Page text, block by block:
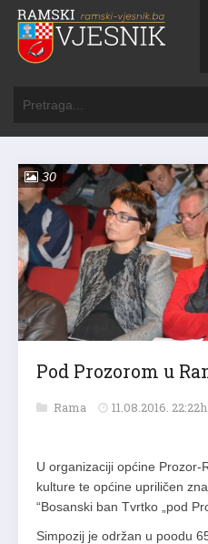
30
Pod Prozorom u
Rama 11.08.2016. 22:22h
U organizaciji općine Prozor-
kulture te općine upriličen
“Bosanski ban Tvrtko „pod
Simpozij je održan u poodu